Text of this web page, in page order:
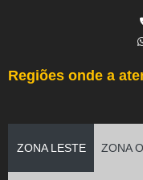
Regiões onde a
ZONA LESTE ZONA